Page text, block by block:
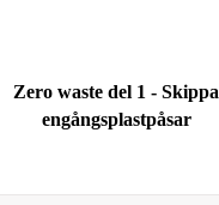
Zero waste del 1 - Skippa
engångsplastpåsar